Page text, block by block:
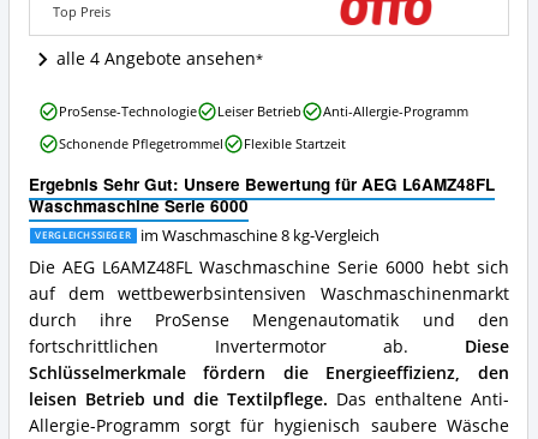
diese
Waschmaschine
kg
erhältlich?
Top Preis
alle 4 Angebote ansehen
Ergebnis Sehr Gut: Unsere Bewertung für AEG L6AMZ48FL​
Waschmaschine Serie 6000
VERGLEICHSSIEGER im Waschmaschine 8 kg-Vergleich
Die AEG L6AMZ48FL Waschmaschine Serie 6000 hebt sich
auf dem wettbewerbsintensiven Waschmaschinenmarkt
durch ihre ProSense Mengenautomatik und den
fortschrittlichen Invertermotor ab. Diese
Schlüsselmerkmale fördern die Energieeffizienz, den
leisen Betrieb und die Textilpflege. Das enthaltene Anti-
Allergie-Programm sorgt für hygienisch saubere Wäsche
AEG
L6AMZ48FL​
Waschmaschine
6000
Vorteile:
Was
spricht
für
diese
Waschmaschine
8
kg?
ProSense-Technologie Leiser Betrieb
Anti-Allergie-Programm
Schonende Pflegetrommel
Flexible Startzeit